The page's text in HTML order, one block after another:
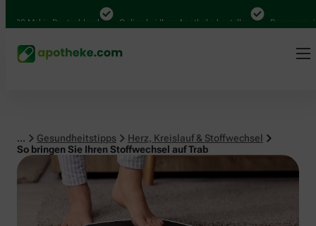
Mal in Deutschland Online bei Ihrer Apotheke bestellen Bequem
... Gesundheitstipps
Herz, Kreislauf & Stoffwechsel
So bringen Sie Ihren Stoffwechsel auf Trab
Herz, Kreislauf & Stoffwechsel